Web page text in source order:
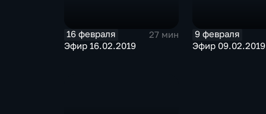
16 февраля
27 мин
Эфир 16.02.2019
9 февраля
Эфир 09.02.2019